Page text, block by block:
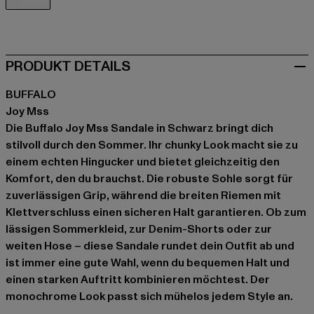
PRODUKT DETAILS
BUFFALO
Joy Mss
Die Buffalo Joy Mss Sandale in Schwarz bringt dich
stilvoll durch den Sommer. Ihr chunky Look macht sie zu
einem echten Hingucker und bietet gleichzeitig den
Komfort, den du brauchst. Die robuste Sohle sorgt für
zuverlässigen Grip, während die breiten Riemen mit
Klettverschluss einen sicheren Halt garantieren. Ob zum
lässigen Sommerkleid, zur Denim-Shorts oder zur
weiten Hose – diese Sandale rundet dein Outfit ab und
ist immer eine gute Wahl, wenn du bequemen Halt und
einen starken Auftritt kombinieren möchtest. Der
monochrome Look passt sich mühelos jedem Style an.